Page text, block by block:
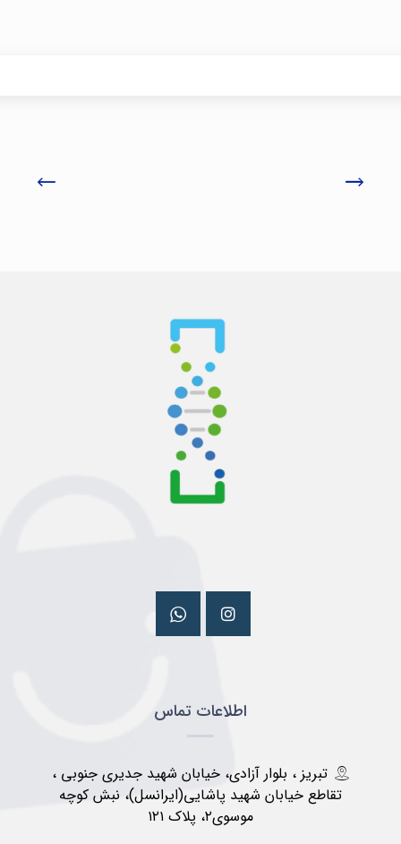
اطلاعات تماس
تبریز ، بلوار آزادی، خیابان شهید جدیری جنوبی ،
تقاطع خیابان شهید پاشایی(ایرانسل)، نبش کوچه
موسوی۲، پلاک ۱۲۱